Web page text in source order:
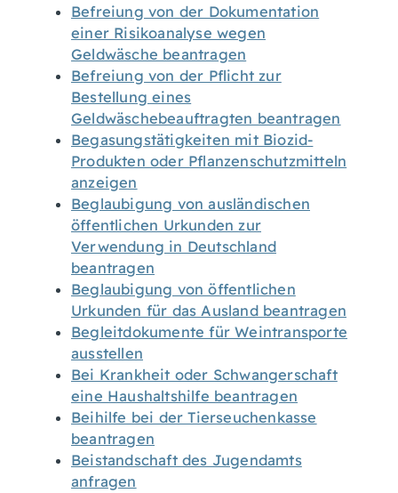
Befreiung von der Dokumentation
einer Risikoanalyse wegen
Geldwäsche beantragen
Befreiung von der Pflicht zur
Bestellung eines
Geldwäschebeauftragten beantragen
Begasungstätigkeiten mit Biozid-
Produkten oder Pflanzenschutzmitteln
anzeigen
Beglaubigung von ausländischen
öffentlichen Urkunden zur
Verwendung in Deutschland
beantragen
Beglaubigung von öffentlichen
Urkunden für das Ausland beantragen
Begleitdokumente für Weintransporte
ausstellen
Bei Krankheit oder Schwangerschaft
eine Haushaltshilfe beantragen
Beihilfe bei der Tierseuchenkasse
beantragen
Beistandschaft des Jugendamts
anfragen